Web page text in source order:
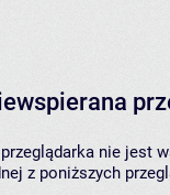
nie jest
z poniższych